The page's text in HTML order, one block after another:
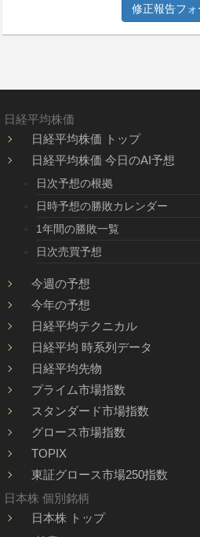
修正報告フォ
日経平均株価
日経平均株価 トップ
日経平均株価 今日のAI予想
日次予想の根拠
日時予想の勝敗カレンダー
1年間の勝敗一覧
日次売買予想
今週の予想
今年の予想
日経平均テクニカル
日経平均 時系列データ
日経平均先物
プライム市場指数
スタンダード市場指数
グロース市場指数
TOPIX
東証グロース市場250指数
日本株 個別銘柄
日本株 トップ